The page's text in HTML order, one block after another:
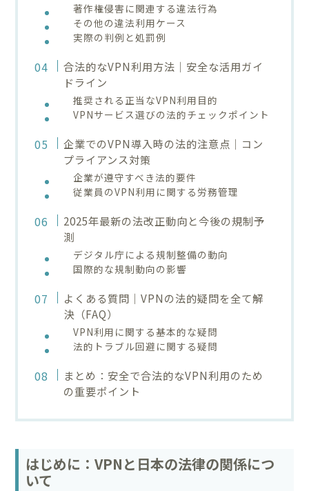
著作権侵害に関連する違法行為
その他の違法利用ケース
実際の判例と処罰例
合法的なVPN利用方法｜安全な活用ガイ
ドライン
推奨される正当なVPN利用目的
VPNサービス選びの法的チェックポイント
企業でのVPN導入時の法的注意点｜コン
プライアンス対策
企業が遵守すべき法的要件
従業員のVPN利用に関する労務管理
2025年最新の法改正動向と今後の規制予
測
デジタル庁による規制整備の動向
国際的な規制動向の影響
よくある質問｜VPNの法的疑問を全て解
決（FAQ）
VPN利用に関する基本的な疑問
法的トラブル回避に関する疑問
まとめ：安全で合法的なVPN利用のため
の重要ポイント
はじめに：VPNと日本の法律の関係につ
いて